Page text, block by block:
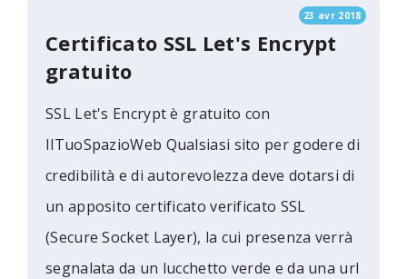
23 avr 2018
Certificato SSL Let's Encrypt
gratuito
SSL Let's Encrypt è gratuito con
IlTuoSpazioWeb Qualsiasi sito per godere di
credibilità e di autorevolezza deve dotarsi di
un apposito certificato verificato SSL
(Secure Socket Layer), la cui presenza verrà
segnalata da un lucchetto verde e da una url